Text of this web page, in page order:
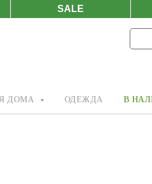
SALE
ДОМА ОДЕЖДА В